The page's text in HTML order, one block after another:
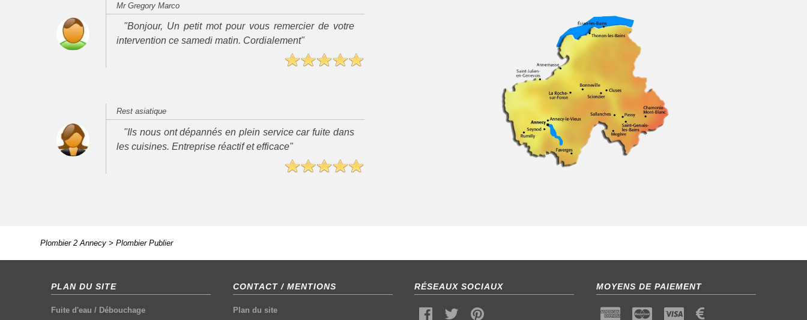
Mr Gregory Marco
"Bonjour, Un petit mot pour vous remercier de votre
intervention ce samedi matin. Cordialement"
Rest asiatique
"Ils nous ont dépannés en plein service car fuite dans
les cuisines. Entreprise réactif et efficace"
Plombier 2 Annecy> Plombier Publier
PLAN DU SITE
Fuite d'eau / Débouchage
CONTACT / MENTIONS
Plan du site
RÉSEAUX SOCIAUX MOYENS DE PAIEMENT